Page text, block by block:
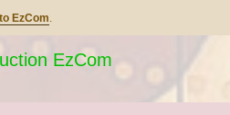
to EzCom.
EzCom